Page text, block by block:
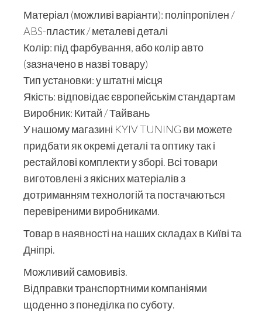
Матеріал (можливі варіанти): поліпропілен /
ABS-пластик / металеві деталі
Колір: під фарбування, або колір авто
(зазначено в назві товару)
Тип установки: у штатні місця
Якість: відповідає європейськім стандартам
Виробник: Китай / Тайвань
У нашому магазині KYIV TUNING ви можете
придбати як окремі деталі та оптику так і
рестайлові комплекти у зборі. Всі товари
виготовлені з якісних матеріалів з
дотриманням технологій та постачаються
перевіреними виробниками.
Товар в наявності на наших складах в Київі та
Дніпрі.
Можливий самовивіз.
Відправки транспортними компаніями
щоденно з понеділка по суботу.